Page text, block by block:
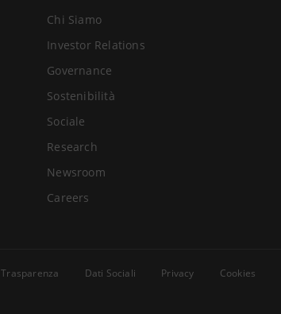
Chi Siamo
Investor Relations
Governance
Sostenibilità
Sociale
Research
Newsroom
Careers
Trasparenza Dati Sociali Privacy Cookies